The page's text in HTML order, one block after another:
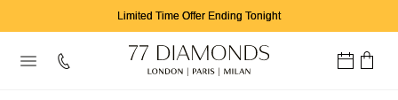
Limited Time Offer Ending Tonight